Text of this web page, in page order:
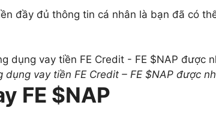
đầy đủ thông tin cá nhân là bạn đã có
dụng vay tiền FE Credit – FE $NAP được
FE $NAP